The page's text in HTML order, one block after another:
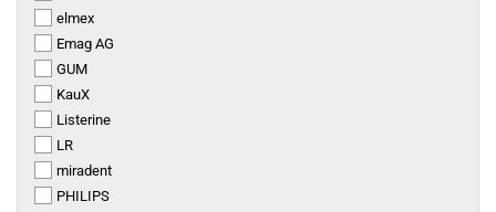
elmex
Emag AG
GUM
KauX
Listerine
LR
miradent
PHILIPS